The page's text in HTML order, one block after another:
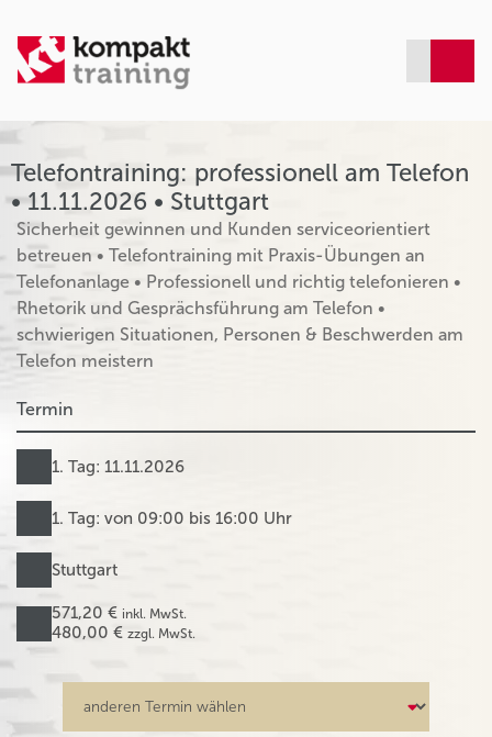
Telefontraining: professionell am Telefon
• 11.11.2026 • Stuttgart
Sicherheit gewinnen und Kunden serviceorientiert
betreuen • Telefontraining mit Praxis-Übungen an
Telefonanlage • Professionell und richtig telefonieren •
Rhetorik und Gesprächsführung am Telefon •
schwierigen Situationen, Personen & Beschwerden am
Telefon meistern
Termin
1. Tag: 11.11.2026
1. Tag: von 09:00 bis 16:00 Uhr
Stuttgart
571,20 € inkl. MwSt.
480,00 € zzgl. MwSt.